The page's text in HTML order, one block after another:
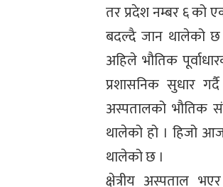
तर प्रदेश नम्बर ६ को
बदल्दै जान थालेको छ
अहिले भौतिक
प्रशासनिक सुधार
अस्पतालको भौतिक
थालेको हो । हिजो
थालेको छ ।
क्षेत्रीय अस्पताल